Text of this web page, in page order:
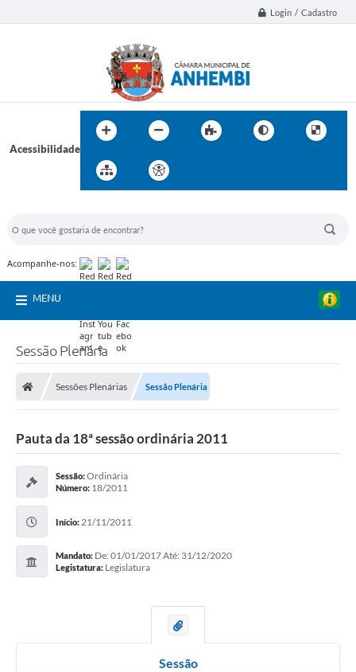
Login / Cadastro
Acessibilidade
Acompanhe-nos:
MENU
Sessão Plenária
Sessões Plenárias Sessão Plenária
Pauta da 18ª sessão ordinária 2011
Sessão:Ordinária
Número: 18/2011
Início: 21/11/2011
Mandato: De: 01/01/2017 Até: 31/12/2020
Legistatura: Legislatura
Sessão